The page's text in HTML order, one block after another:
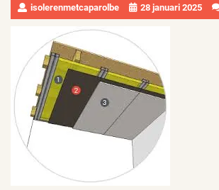
isolerenmetcaparolbe 28 januari 2025